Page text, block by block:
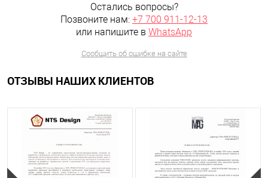
Остались вопросы?
Позвоните нам: +7 700 911-12-13
или напишите в WhatsApp
Сообщить об ошибке на сайте
ОТЗЫВЫ НАШИХ КЛИЕНТОВ